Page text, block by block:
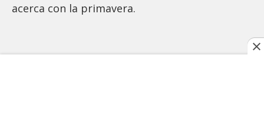
acerca con la primavera.